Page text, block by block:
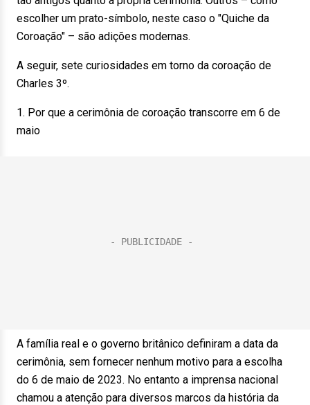
escolher um prato-símbolo, neste caso o "Quiche da
Coroação" – são adições modernas.
A seguir, sete curiosidades em torno da coroação de
Charles 3º.
1. Por que a cerimônia de coroação transcorre em 6 de
maio
A família real e o governo britânico definiram a data da
cerimônia, sem fornecer nenhum motivo para a escolha
do 6 de maio de 2023. No entanto a imprensa nacional
chamou a atenção para diversos marcos da história da